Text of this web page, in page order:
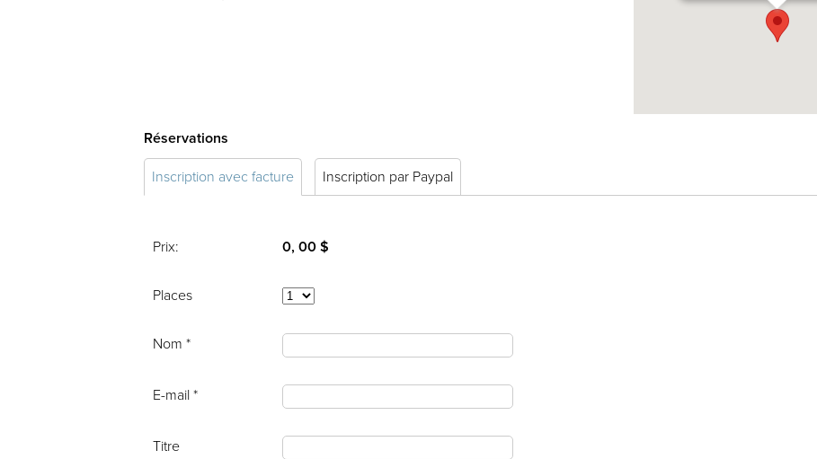
Réservations
Inscription avec facture Inscription par Paypal
Prix: 0, 00 $
Places
Nom *
E-mail *
Titre